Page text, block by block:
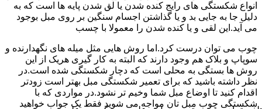
انواع شکستگی های رایج کنده شدن یا لق شدن پایه ها است که به
دلیل جا به جایی بد و یا گذاشتن اجسام سنگین بر روی مبل بوجود
می آید.این لقی و یا کنده شدن را معمولا با چسب
چوب می توان درست کرد.اما روش هایی مثل میله های نگهدارنده و
سوپاپ و بلاک هم وجود دارند که البته به کار گیری هریک از این
روش ها بستگی به محلی است که دچار شکستگی شده است.در
نظر داشته باشید که برای تعمیر شکستگی مبل بهتر است زودتر
اقدام کنید تا اوضاع مبل شما وخیم تر نشود.در مواردی که با
شکستگی چوب مبل تان مواجه می شوید فقط یک جواب خواهید